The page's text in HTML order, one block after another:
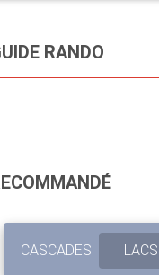
RANDO
CASCADES LACS